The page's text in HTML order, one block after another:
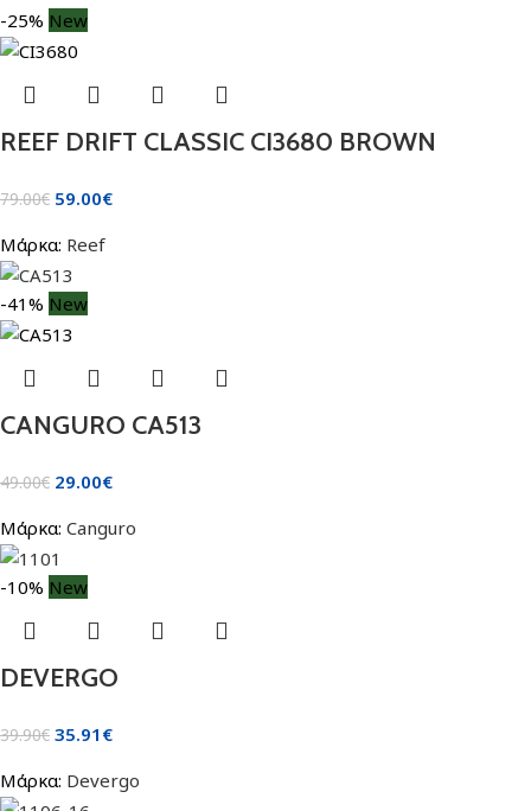
-25% New
REEF DRIFT CLASSIC CI3680 BROWN
79.00€ 59.00€
Μάρκα: Reef
-41% New
CANGURO CA513
49.00€ 29.00€
Μάρκα: Canguro
-10% New
DEVERGO
39.90€ 35.91 €
Μάρκα: Devergo